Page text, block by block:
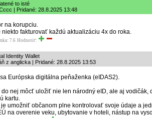
to isté
| Pridané: 28.8.2025 13:48
na korupciu.
niekto fakturovať každú aktualizáciu 4x do roka.
7.6 Hodnotiť:
Identity Wallet
z anglicka | Pridané: 28.8.2025 13:53
Európska digitálna peňaženka (eIDAS2).
do nej môcť uložiť nie len národný eID, ale aj vodičák,
kartu.
umožniť občanom plne kontrolovať svoje údaje a
na overenie veku, ubytovanie v hoteli, nástup na